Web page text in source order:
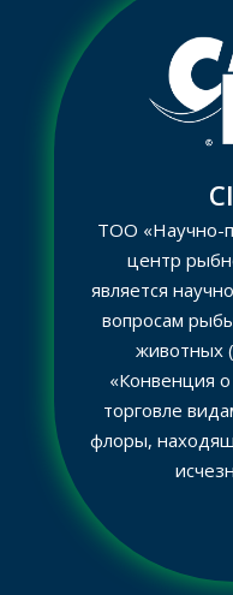
ТОО «Научно-
центр
является
вопросам
животных
«Конвенция
торговле
флоры,